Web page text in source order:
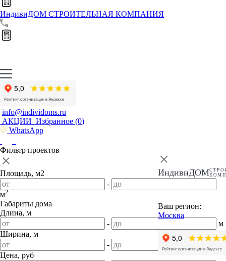
ИндивиДОМ СТРОИТЕЛЬНАЯ КОМПАНИЯ
info@individoms.ru
АКЦИИ Избранное (0)
WhatsApp
ИндивиДОМ
Ваш регион:
Москва
Фильтр проектов
Площадь, м2
-
м2
Габариты дома
Длина, м
-
м
Ширина, м
-
Цена, руб